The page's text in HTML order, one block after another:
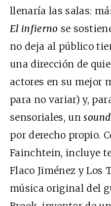
llenaría las salas:
El infierno se
no deja al público
una dirección de
actores en su mejor
para no variar) y,
sensoriales, un
por derecho propio.
Fainchtein, incluye
Flaco Jiménez y Los
música original del